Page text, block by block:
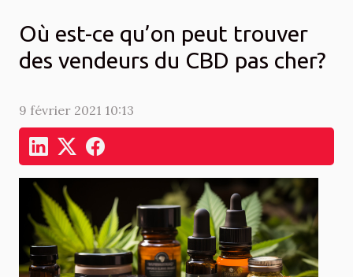
Où est-ce qu’on peut trouver
des vendeurs du CBD pas cher?
9 février 2021 10:13